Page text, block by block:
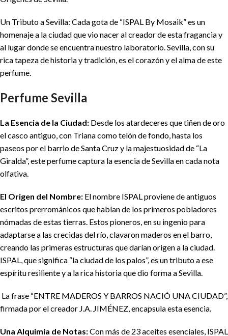
Un Tributo a Sevilla: Cada gota de “ISPAL By Mosaik” es un
homenaje a la ciudad que vio nacer al creador de esta fragancia y
al lugar donde se encuentra nuestro laboratorio. Sevilla, con su
rica tapeza de historia y tradición, es el corazón y el alma de este
perfume.
Perfume Sevilla
La Esencia de la Ciudad: Desde los atardeceres que tiñen de oro
el casco antiguo, con Triana como telón de fondo, hasta los
paseos por el barrio de Santa Cruz y la majestuosidad de “La
Giralda”, este perfume captura la esencia de Sevilla en cada nota
olfativa.
El Origen del Nombre: El nombre ISPAL proviene de antiguos
escritos prerrománicos que hablan de los primeros pobladores
nómadas de estas tierras. Estos pioneros, en su ingenio para
adaptarse a las crecidas del río, clavaron maderos en el barro,
creando las primeras estructuras que darían origen a la ciudad.
ISPAL, que significa “la ciudad de los palos”, es un tributo a ese
espíritu resiliente y a la rica historia que dio forma a Sevilla.
La frase “ENTRE MADEROS Y BARROS NACIÓ UNA CIUDAD”,
firmada por el creador J.A. JIMÉNEZ, encapsula esta esencia.
Una Alquimia de Notas:Con más de 23 aceites esenciales, ISPAL